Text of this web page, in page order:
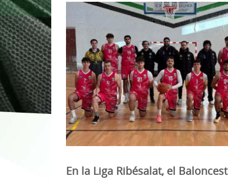
1ª
3x3
Plan
Copa de
Torneos
En la Liga Ribésalat, el